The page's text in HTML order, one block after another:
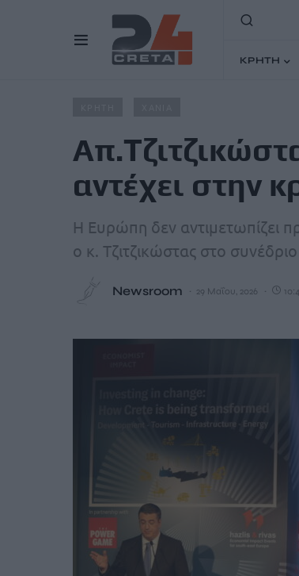
ΚΡΗΤΗ
αντέχει στην
Η Ευρώπη δεν αντιμετωπίζει
ο κ. Τζιτζικώστας στο
Newsroom 29 Μαΐου, 2026